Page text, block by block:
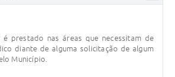
é prestado nas áreas que necessitam de
diante de alguma solicitação de algum
Município.